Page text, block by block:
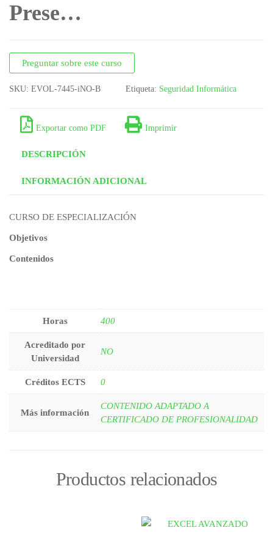
Prese…
Preguntar sobre este curso
SKU: EVOL-7445-iNO-B Etiqueta: Seguridad Informática
Exportar como PDF Imprimir
DESCRIPCIÓN
INFORMACIÓN ADICIONAL
CURSO DE ESPECIALIZACIÓN
Objetivos
Contenidos
Horas 400
Acreditado por
Universidad
NO
Créditos ECTS 0
Más información
CONTENIDO ADAPTADO A
CERTIFICADO DE PROFESIONALIDAD
Productos relacionados